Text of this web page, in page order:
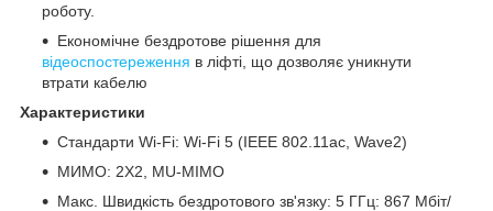
роботу.
Економічне бездротове рішення для
відеоспостереження в ліфті, що дозволяє уникнути
втрати кабелю
Характеристики
Стандарти Wi-Fi: Wi-Fi 5 (IEEE 802.11ac, Wave2)
МИМО: 2X2, MU-MIMO
Макс. Швидкість бездротового зв'язку: 5 ГГц: 867 Мбіт/